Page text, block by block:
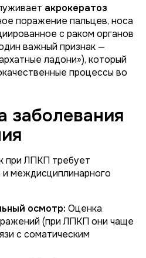
акрокератоз
поражение пальцев, носа
с раком органов
важный признак —
ладони»), который
процессы во
заболевания
при ЛПКП требует
междисциплинарного
осмотр: Оценка
(при ЛПКП они чаще
с соматическим